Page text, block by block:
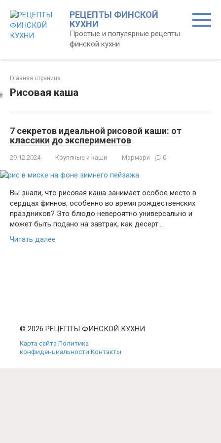
контенту
РЕЦЕПТЫ ФИНСКОЙ
КУХНИ
Простые и популярные рецепты
финской кухни
Главная страница
Рисовая каша
7 секретов идеальной рисовой каши: от
классики до экспериментов
29.12.2024 Крупяные и каши Мармари 0
Вы знали, что рисовая каша занимает особое место в
сердцах финнов, особенно во время рождественских
праздников? Это блюдо невероятно универсально и
может быть подано на завтрак, как десерт…
Читать далее
© 2026 РЕЦЕПТЫ ФИНСКОЙ КУХНИ
Карта сайта Политика
конфиденциальности Контакты